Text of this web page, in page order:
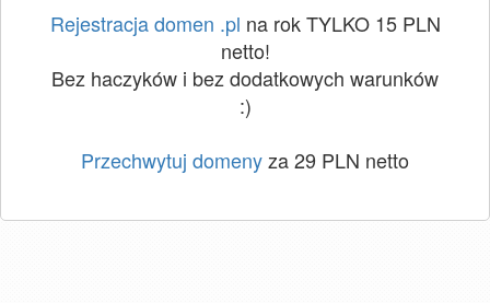
Rejestracja domen .pl na rok TYLKO 15 PLN
netto!
Bez haczyków i bez dodatkowych warunków
:)
Przechwytuj domenyza 29 PLN netto